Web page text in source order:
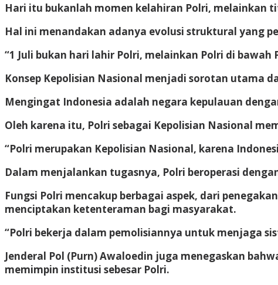
Hari itu bukanlah momen kelahiran Polri, melainkan
Hal ini menandakan adanya evolusi struktural yang
“1 Juli bukan hari lahir Polri, melainkan Polri di bawah
Konsep Kepolisian Nasional menjadi sorotan utama
Mengingat Indonesia adalah negara kepulauan
Oleh karena itu, Polri sebagai Kepolisian Nasional
“Polri merupakan Kepolisian Nasional, karena
Dalam menjalankan tugasnya, Polri beroperasi
Fungsi Polri mencakup berbagai aspek, dari
menciptakan ketenteraman bagi masyarakat.
“Polri bekerja dalam pemolisiannya untuk menjaga
Jenderal Pol (Purn) Awaloedin juga menegaskan
memimpin institusi sebesar Polri.